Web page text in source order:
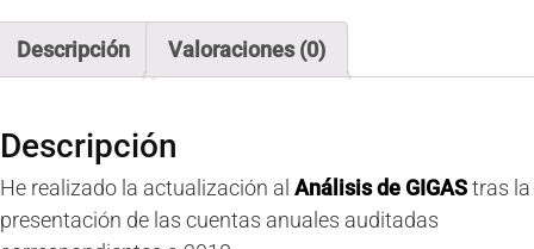
abril
Descripción Valoraciones (0)
Descripción
He realizado la actualización al Análisis de GIGAStras la
presentación de las cuentas anuales auditadas